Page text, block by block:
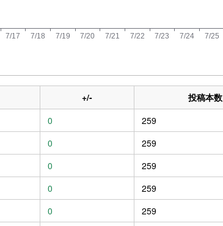
+/- 投稿本数
0 259
0 259
0 259
0 259
0 259